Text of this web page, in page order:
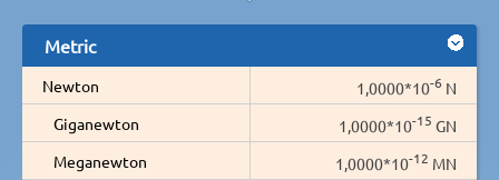
Metric
Newton 1,0000*10-6 N
Giganewton
1,0000*10-15 GN
Meganewton
1,0000*10-12 MN